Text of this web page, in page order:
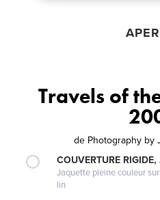
Travels of
de Photography by
COUVERTURE
Jaquette pleine couleur
lin